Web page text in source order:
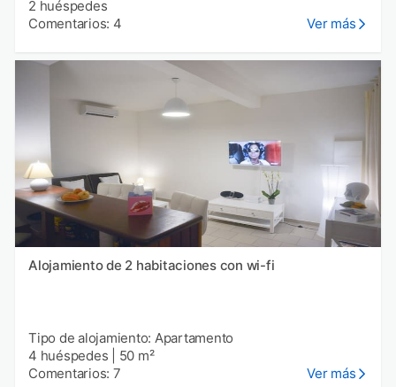
2 huéspedes
Comentarios: 4
Ver más
Alojamiento de 2 habitaciones con wi-fi
Tipo de alojamiento: Apartamento
4 huéspedes
50 m²
Comentarios: 7
Ver más